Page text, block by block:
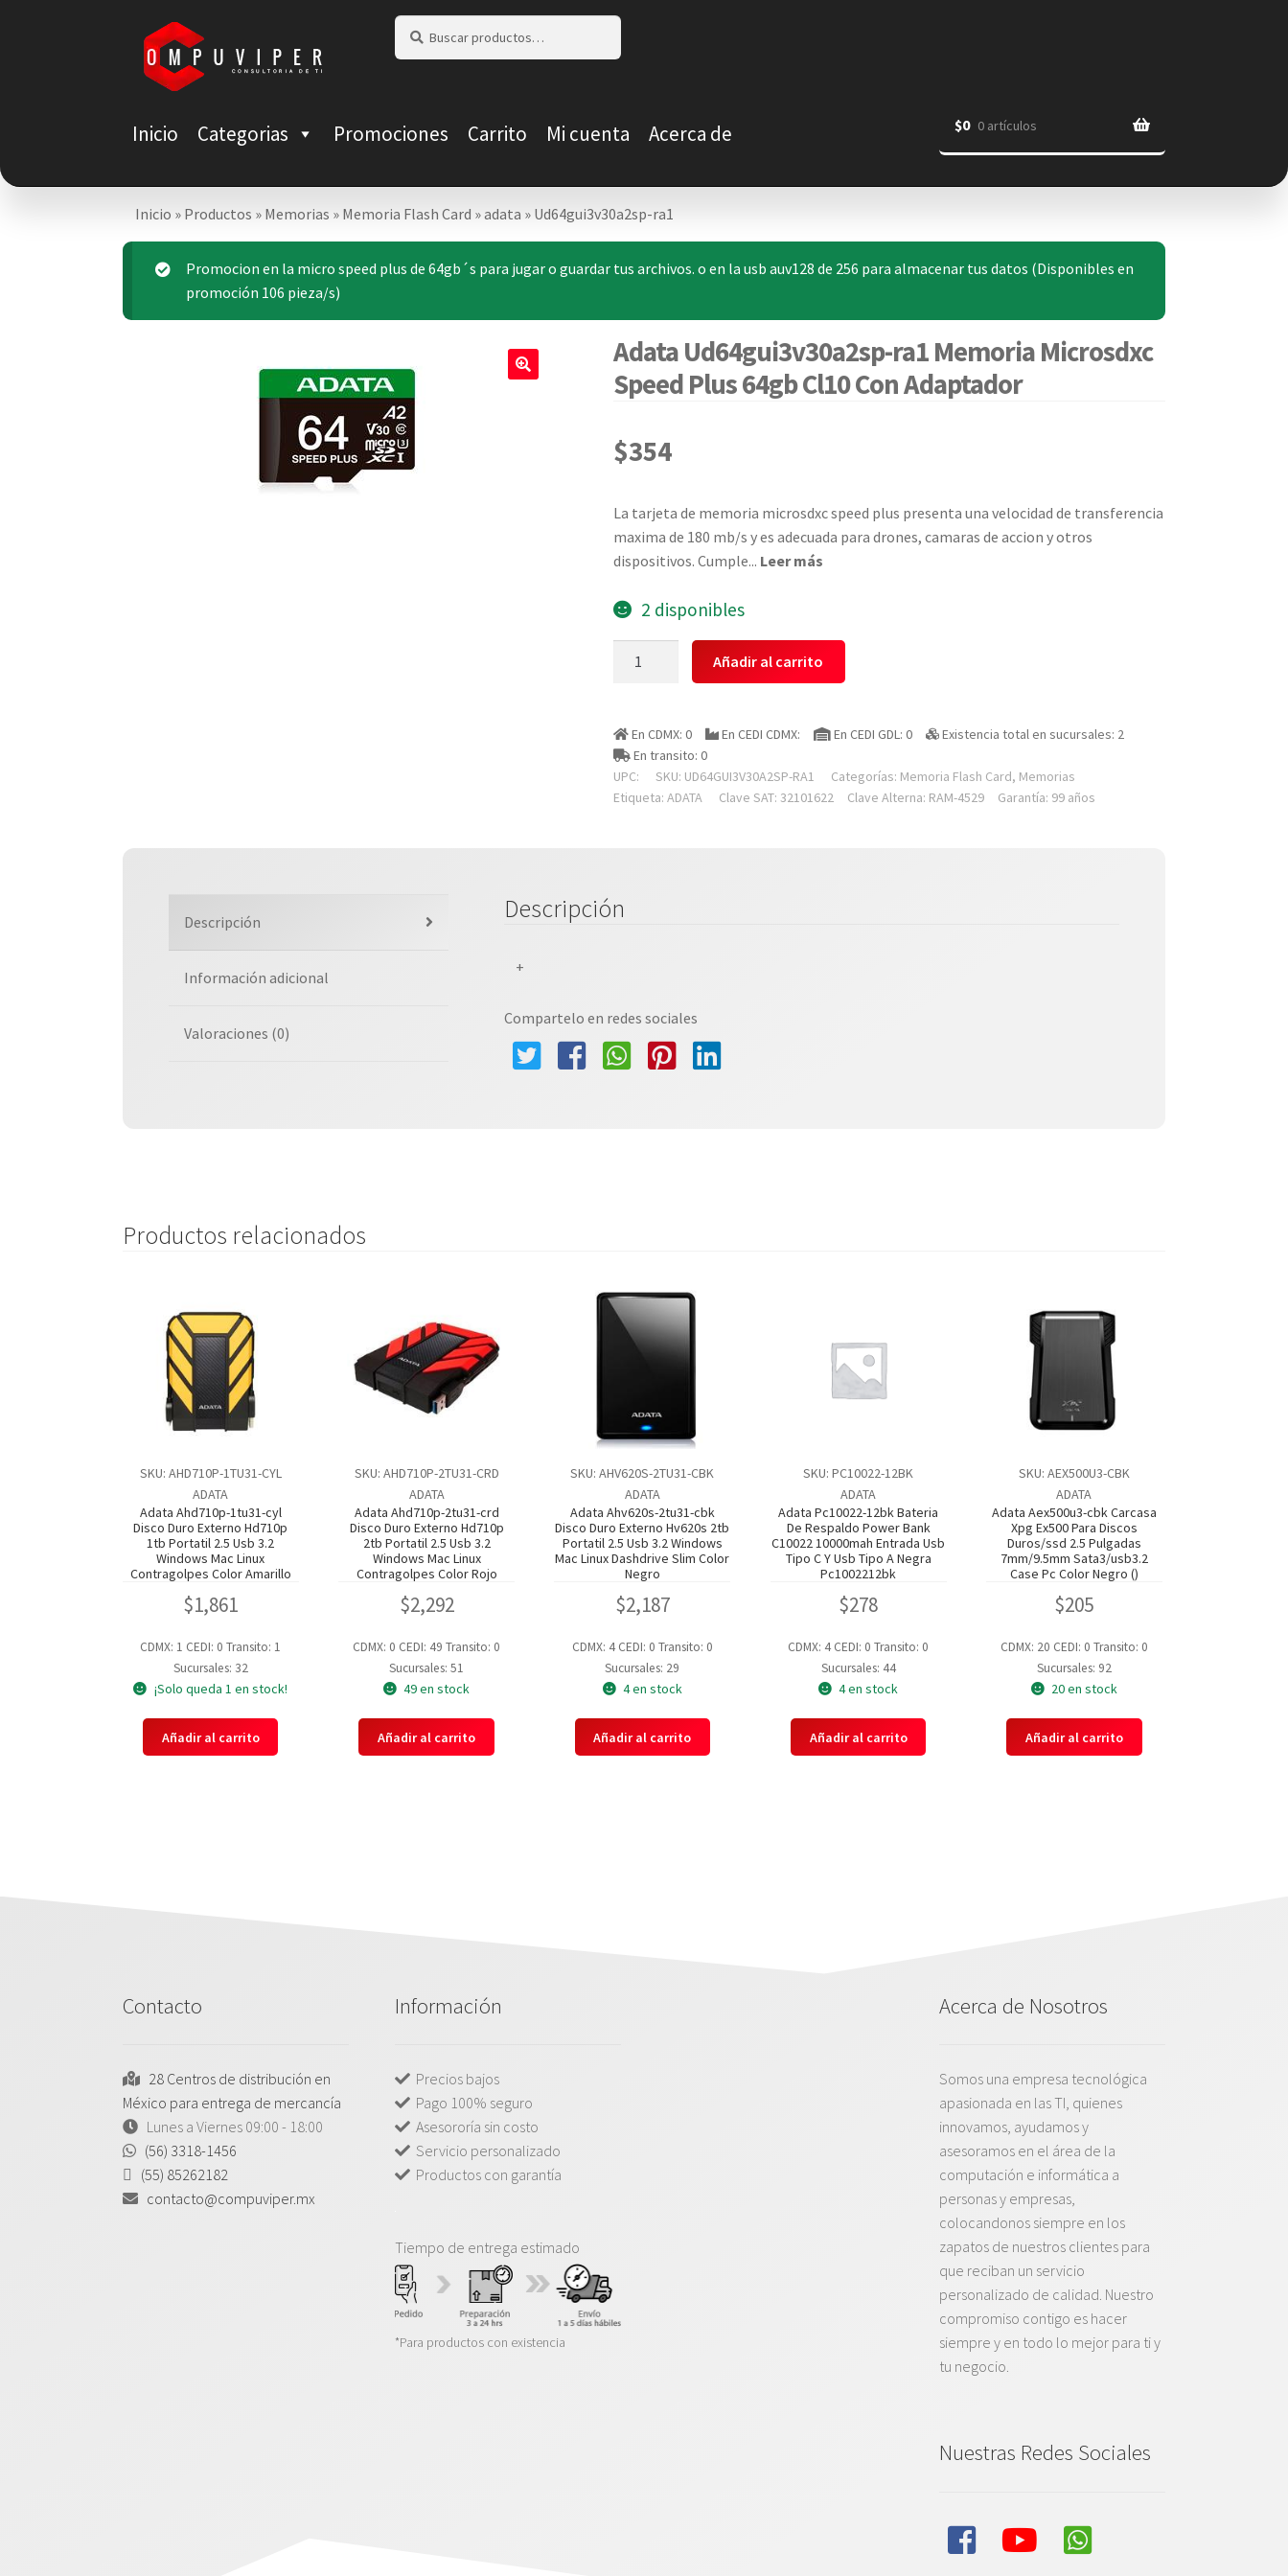
Saltar
navegación
contenido
Buscar
por:
Buscar
Inicio Categorias Promociones Carrito Mi cuenta Acerca de $0 0 artículos
Inicio » Productos » Memorias » Memoria Flash Card »adata » Ud64gui3v30a2sp-ra1
Promocion en la micro speed plus de 64gb´s para jugar o guardar tus archivos. o en la usb auv128 de 256 para almacenar tus datos (Disponibles en
promoción 106 pieza/s)
Adata Ud64gui3v30a2sp-ra1 Memoria Microsdxc
Speed Plus 64gb Cl10 Con Adaptador
$354
La tarjeta de memoria microsdxc speed plus presenta una velocidad de transferencia
maxima de 180 mb/s y es adecuada para drones, camaras de accion y otros
dispositivos. Cumple... Leer más
2 disponibles
Ud64gui3v30a2sp-
Memoria
Microsdxc
Speed
Plus
cantidad
Añadir al carrito
En CDMX: 0 En CEDI CDMX: En CEDI GDL: 0
Existencia total en sucursales: 2
En transito: 0
UPC:
SKU: UD64GUI3V30A2SP-RA1 Categorías: Memoria Flash Card, Memorias
Etiqueta: ADATA Clave SAT: 32101622 Clave Alterna: RAM-4529 Garantía: 99 años
Descripción
Información adicional
Valoraciones (0)
Descripción
+
Compartelo en redes sociales
Productos relacionados
SKU: AHD710P-1TU31-CYL
ADATA
Adata Ahd710p-1tu31-cyl
Disco Duro Externo Hd710p
1tb Portatil 2.5 Usb 3.2
Windows Mac Linux
Contragolpes Color Amarillo
$1,861
CDMX: 1 CEDI: 0Transito: 1
Sucursales: 32
¡Solo queda 1 en stock!
Añadir al carrito
SKU: AHD710P-2TU31-CRD
ADATA
Adata Ahd710p-2tu31-crd
Disco Duro Externo Hd710p
2tb Portatil 2.5 Usb 3.2
Windows Mac Linux
Contragolpes Color Rojo
$2,292
CDMX: 0 CEDI: 49 Transito: 0
Sucursales: 51
49 en stock
Añadir al carrito
SKU: AHV620S-2TU31-CBK
ADATA
Adata Ahv620s-2tu31-cbk
Disco Duro Externo Hv620s 2tb
Portatil 2.5 Usb 3.2 Windows
Mac Linux Dashdrive Slim Color
Negro
$2,187
CDMX: 4 CEDI: 0 Transito: 0
Sucursales: 29
4 en stock
Añadir al carrito
SKU: PC10022-12BK
ADATA
Adata Pc10022-12bk Bateria
De Respaldo Power Bank
C10022 10000mah Entrada Usb
Tipo C Y Usb Tipo A Negra
Pc1002212bk
$278
CDMX: 4 CEDI: 0Transito: 0
Sucursales: 44
4 en stock
Añadir al carrito
SKU: AEX500U3-CBK
ADATA
Adata Aex500u3-cbk Carcasa
Xpg Ex500 Para Discos
Duros/ssd 2.5 Pulgadas
7mm/9.5mm Sata3/usb3.2
Case Pc Color Negro ()
$205
CDMX: 20 CEDI: 0 Transito: 0
Sucursales: 92
20 en stock
Añadir al carrito
Contacto
28 Centros de distribución en
México para entrega de mercancía
Lunes a Viernes 09:00 - 18:00
(56) 3318-1456
(55) 85262182
contacto@compuviper.mx
Información
Precios bajos
Pago 100% seguro
Asesororía sin costo
Servicio personalizado
Productos con garantía
Tiempo de entrega estimado
*Para productos con existencia
Acerca de Nosotros
Somos una empresa tecnológica
apasionada en las TI, quienes
innovamos, ayudamos y
asesoramos en el área de la
computación e informática a
personas y empresas,
colocandonos siempre en los
zapatos de nuestros clientes para
que reciban un servicio
personalizado de calidad. Nuestro
compromiso contigo es hacer
siempre y en todo lo mejor para ti y
tu negocio.
Nuestras Redes Sociales